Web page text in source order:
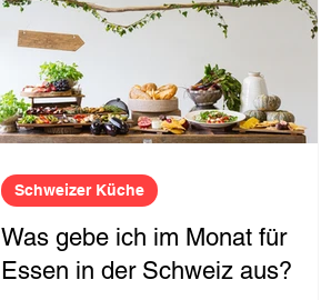
Was gebe ich im Monat für
Essen in der Schweiz aus?
Schweizer Küche